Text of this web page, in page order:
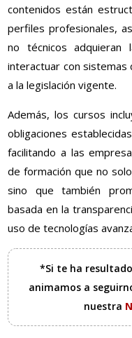
contenidos están
perfiles profesionales,
no técnicos adquieran
interactuar con sistemas
a la legislación vigente.
Además, los cursos
obligaciones
facilitando a las
de formación que no
sino que también
basada en la
uso de tecnologías
*Si te ha
animamos a
nuestra